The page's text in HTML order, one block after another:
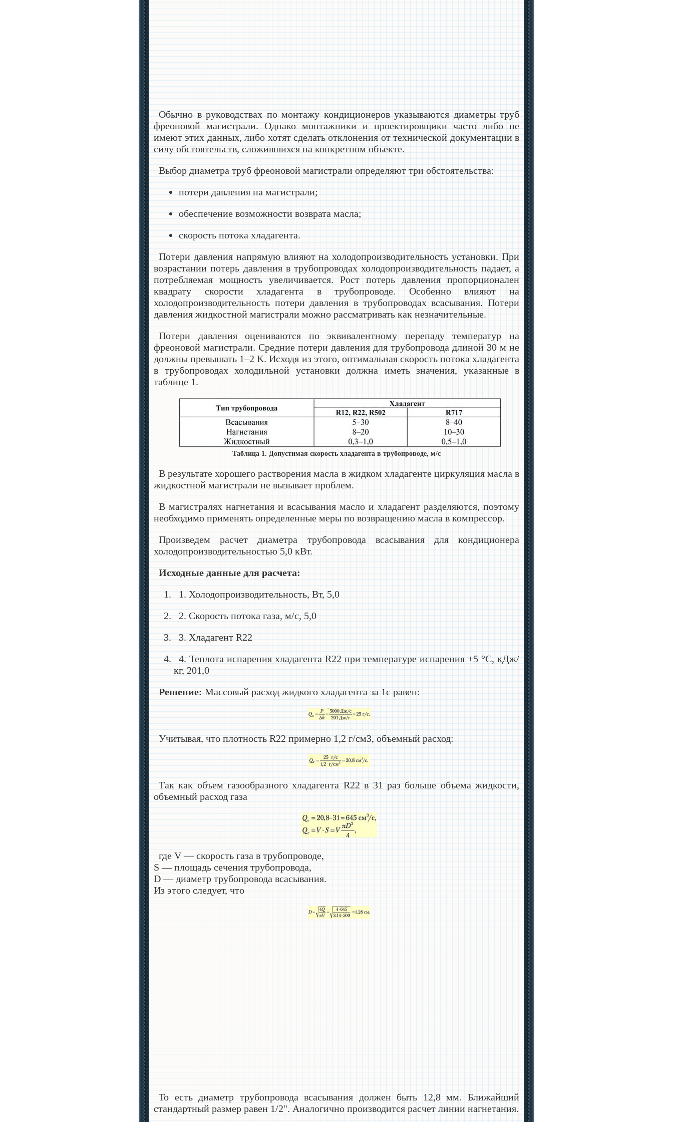
Обычно в руководствах по монтажу кондиционеров указываются диаметры труб
фреоновой магистрали. Однако монтажники и проектировщики часто либо не
имеют этих данных, либо хотят сделать отклонения от технической документации в
силу обстоятельств, сложившихся на конкретном объекте.
Выбор диаметра труб фреоновой магистрали определяют три обстоятельства:
потери давления на магистрали;
обеспечение возможности возврата масла;
скорость потока хладагента.
Потери давления напрямую влияют на холодопроизводительность установки. При
возрастании потерь давления в трубопроводах холодопроизводительность падает, а
потребляемая мощность увеличивается. Рост потерь давления пропорционален
квадрату скорости хладагента в трубопроводе. Особенно влияют на
холодопроизводительность потери давления в трубопроводах всасывания. Потери
давления жидкостной магистрали можно рассматривать как незначительные.
Потери давления оцениваются по эквивалентному перепаду температур на
фреоновой магистрали. Средние потери давления для трубопровода длиной 30 м не
должны превышать 1–2 K. Исходя из этого, оптимальная скорость потока хладагента
в трубопроводах холодильной установки должна иметь значения, указанные в
таблице 1.
Таблица 1. Допустимая скорость хладагента в трубопроводе, м/с
В результате хорошего растворения масла в жидком хладагенте циркуляция масла в
жидкостной магистрали не вызывает проблем.
В магистралях нагнетания и всасывания масло и хладагент разделяются, поэтому
необходимо применять определенные меры по возвращению масла в компрессор.
Произведем расчет диаметра трубопровода всасывания для кондиционера
холодопроизводительностью 5,0 кВт.
Исходные данные для расчета:
1. Холодопроизводительность, Вт, 5,0
2. Скорость потока газа, м/с, 5,0
3. ХладагентR22
4. Теплота испарения хладагентаR22 при температуре испарения +5 °С, кДж/
кг, 201,0
Решение:Массовый расход жидкого хладагента за 1с равен:
Учитывая, что плотностьR22 примерно 1,2 г/см3, объемный расход:
Так как объем газообразного хладагентаR22 в 31 раз больше объема жидкости,
объемный расход газа
гдеV— скорость газа в трубопроводе,
S— площадь сечения трубопровода,
D— диаметр трубопровода всасывания.
Из этого следует, что
То есть диаметр трубопровода всасывания должен быть 12,8 мм. Ближайший
стандартный размер равен 1/2''. Аналогично производится расчет линии нагнетания.